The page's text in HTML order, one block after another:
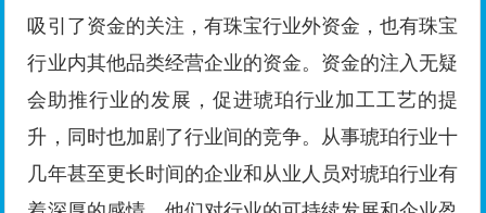
吸引了资金的关注，有珠宝行业外资金，也有珠宝
行业内其他品类经营企业的资金。资金的注入无疑
会助推行业的发展，促进琥珀行业加工工艺的提
升，同时也加剧了行业间的竞争。从事琥珀行业十
几年甚至更长时间的企业和从业人员对琥珀行业有